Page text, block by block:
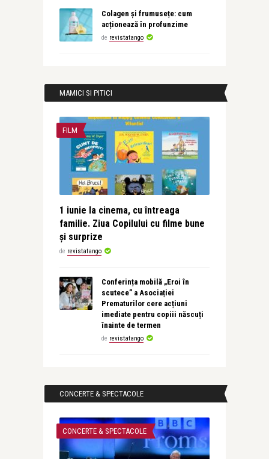
Colagen și frumusețe: cum
acționează în profunzime
de revistatango
MAMICI SI PITICI
FILM
1 iunie la cinema, cu întreaga
familie. Ziua Copilului cu filme bune
și surprize
de revistatango
Conferința mobilă „Eroi în
scutece” a Asociației
Prematurilor cere acțiuni
imediate pentru copiii născuți
înainte de termen
de revistatango
CONCERTE & SPECTACOLE
CONCERTE & SPECTACOLE